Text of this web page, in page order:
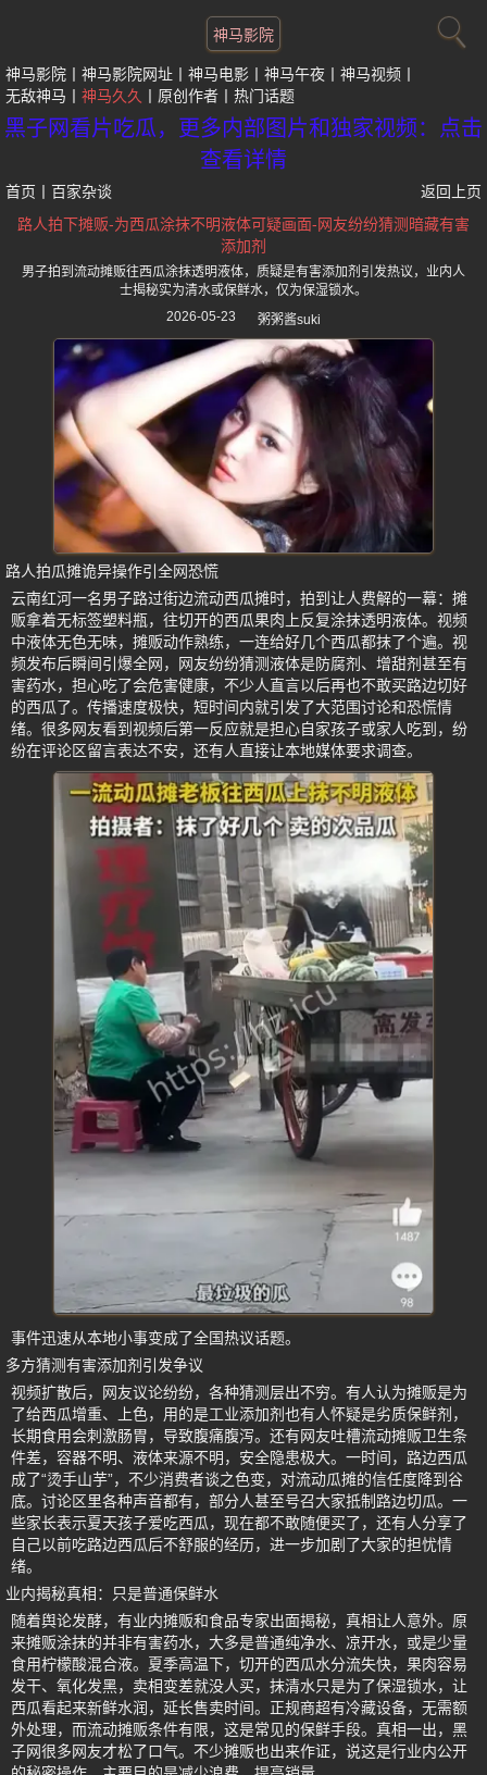
神马影院
神马影院 神马影院网址 神马电影 神马午夜
神马视频
无敌神马
神马久久 原创作者 热门话题
黑子网看片吃瓜，更多内部图片和独家视频：点击
查看详情
首页 百家杂谈
返回上页
路人拍下摊贩-为西瓜涂抹不明液体可疑画面-网友纷纷猜测暗藏有害
添加剂
男子拍到流动摊贩往西瓜涂抹透明液体，质疑是有害添加剂引发热议，业内人
士揭秘实为清水或保鲜水，仅为保湿锁水。
2026-05-23
粥粥酱suki
路人拍瓜摊诡异操作引全网恐慌
云南红河一名男子路过街边流动西瓜摊时，拍到让人费解的一幕：摊
贩拿着无标签塑料瓶，往切开的西瓜果肉上反复涂抹透明液体。视频
中液体无色无味，摊贩动作熟练，一连给好几个西瓜都抹了个遍。视
频发布后瞬间引爆全网，网友纷纷猜测液体是防腐剂、增甜剂甚至有
害药水，担心吃了会危害健康，不少人直言以后再也不敢买路边切好
的西瓜了。传播速度极快，短时间内就引发了大范围讨论和恐慌情
绪。很多网友看到视频后第一反应就是担心自家孩子或家人吃到，纷
纷在评论区留言表达不安，还有人直接让本地媒体要求调查。
事件迅速从本地小事变成了全国热议话题。
多方猜测有害添加剂引发争议
视频扩散后，网友议论纷纷，各种猜测层出不穷。有人认为摊贩是为
了给西瓜增重、上色，用的是工业添加剂也有人怀疑是劣质保鲜剂，
长期食用会刺激肠胃，导致腹痛腹泻。还有网友吐槽流动摊贩卫生条
件差，容器不明、液体来源不明，安全隐患极大。一时间，路边西瓜
成了“烫手山芋”，不少消费者谈之色变，对流动瓜摊的信任度降到谷
底。讨论区里各种声音都有，部分人甚至号召大家抵制路边切瓜。一
些家长表示夏天孩子爱吃西瓜，现在都不敢随便买了，还有人分享了
自己以前吃路边西瓜后不舒服的经历，进一步加剧了大家的担忧情
绪。
业内揭秘真相：只是普通保鲜水
随着舆论发酵，有业内摊贩和食品专家出面揭秘，真相让人意外。原
来摊贩涂抹的并非有害药水，大多是普通纯净水、凉开水，或是少量
食用柠檬酸混合液。夏季高温下，切开的西瓜水分流失快，果肉容易
发干、氧化发黑，卖相变差就没人买，抹清水只是为了保湿锁水，让
西瓜看起来新鲜水润，延长售卖时间。正规商超有冷藏设备，无需额
外处理，而流动摊贩条件有限，这是常见的保鲜手段。真相一出，黑
子网很多网友才松了口气。不少摊贩也出来作证，说这是行业内公开